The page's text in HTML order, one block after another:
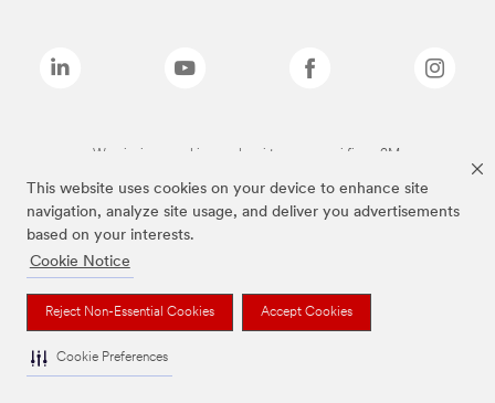
This website uses cookies on your device to enhance site
navigation, analyze site usage, and deliver you advertisements
based on your interests.
Cookie Notice
Reject Non-Essential Cookies Accept Cookies
Cookie Preferences
Wymienione marki są znakami towarowymi firmy 3M.